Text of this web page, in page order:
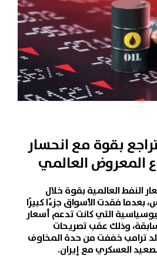
بقوة مع انحسار
المعروض العالمي
النفطالعالمية بقوة خلال
بعدما فقدت الأسواق جزءًا كبيرًا
التي كانت تدعمأسعار
وذلك عقب تصريحات
ترامب خففت من حدة المخاوف
العسكري مع إيران.